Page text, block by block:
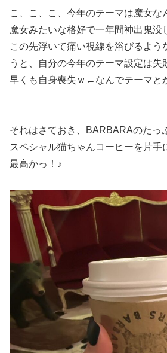
こ、こ、こ、今年のテーマは魔女な
魔女みたいな格好で一年間神出鬼没
この先浮いて痛い視線を浴びるよう
うと、自分の今年のテーマ設定は失
早くも自身喪失ｗ←なんでテーマと
それはさておき、BARBARAのたっ
スペシャル猫ちゃんコーヒーを片手
最高かっ！♪